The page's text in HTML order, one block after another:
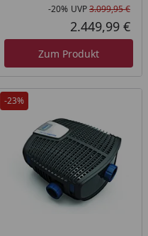
in ProzentPreis
Preis
-20% UVP3.099,95 €
2.449,99 €
Zum Produkt
-23%